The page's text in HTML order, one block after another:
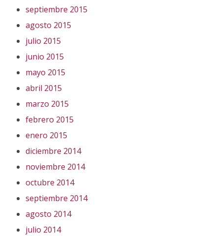
septiembre 2015
agosto 2015
julio 2015
junio 2015
mayo 2015
abril 2015
marzo 2015
febrero 2015
enero 2015
diciembre 2014
noviembre 2014
octubre 2014
septiembre 2014
agosto 2014
julio 2014